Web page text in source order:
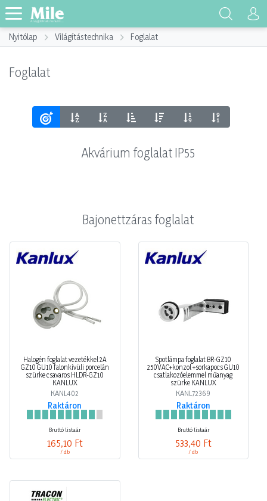
Nyitólap Világítástechnika Foglalat
Foglalat
Akvárium foglalat IP55
Bajonettzáras foglalat
Halogén foglalat vezetékkel 2A
GZ10 GU10 falonkívüli porcelán
szürke csavaros HLDR-GZ10
KANLUX
KANL402
Raktáron
Bruttó listaár
165,10 Ft
/ db
Spotlámpa foglalat BR-GZ10
250VAC+konzol +sorkapocs GU10
csatlakozóelemmel műanyag
szürke KANLUX
KANL72369
Raktáron
Bruttó listaár
533,40 Ft
/ db